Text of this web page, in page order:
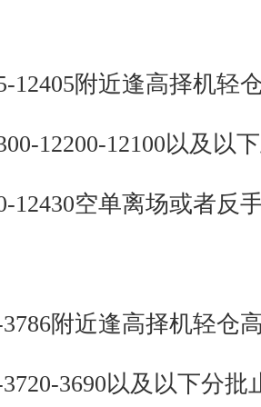
附近逢高择机轻
12200-12100以及以
空单离场或者反
附近逢高择机轻仓
3690以及以下分批